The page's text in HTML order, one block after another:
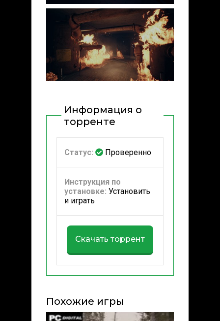
Информация о
торренте
Статус: Проверенно
Инструкция по
установке: Установить
и играть
Скачать торрент
Похожие игры